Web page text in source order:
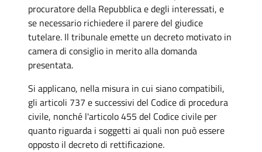
procuratore della Repubblica e degli interessati, e
se necessario richiedere il parere del giudice
tutelare. Il tribunale emette un decreto motivato in
camera di consiglio in merito alla domanda
presentata.
Si applicano, nella misura in cui siano compatibili,
gli articoli 737 e successivi del Codice di procedura
civile, nonché l'articolo 455 del Codice civile per
quanto riguarda i soggetti ai quali non può essere
opposto il decreto di rettificazione.